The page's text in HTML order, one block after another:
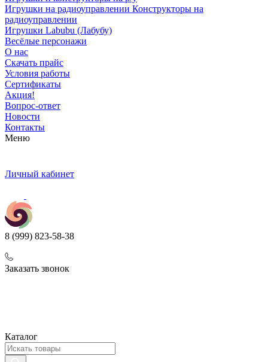
Игрушки на радиоуправлении Конструкторы на
радиоуправлении
Игрушки Labubu (Лабубу)
Весёлые персонажи
О нас
Скачать прайс
Условия работы
Сертификаты
Акция!
Вопрос-ответ
Новости
Контакты
Меню
Личный кабинет
8 (999) 823-58-38
Заказать звонок
Каталог